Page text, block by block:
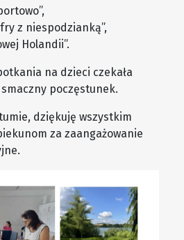
z niespodzianką”,
Holandii”.
na dzieci czekała
poczęstunek.
dziękuję wszystkim
za zaangażowanie